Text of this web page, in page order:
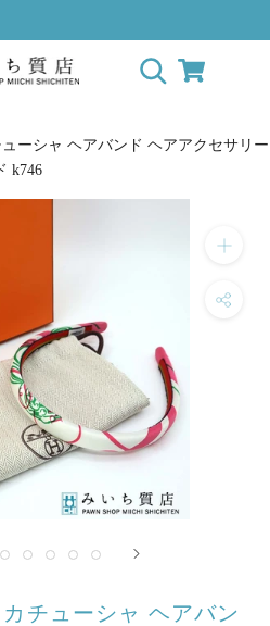
ーシャ ヘアバンド ヘアアクセサリー
k746
チューシャ ヘアバン